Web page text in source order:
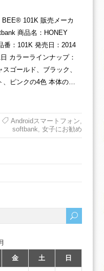
BEE® 101K 販売メーカ
商品名：HONEY
番：101K 発売日：2014
カラーラインナップ：
スゴールド、ブラック、
、ピンクの4色 本体の…
Androidスマートフォン
softbank ,女子にお勧め
金 土 日